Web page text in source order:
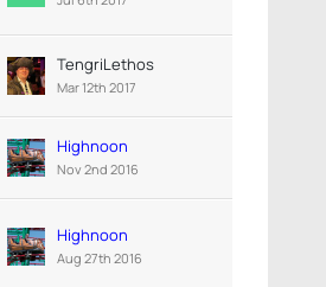
TengriLethos
Mar 12th 2017
Highnoon
Nov 2nd 2016
Highnoon
Aug 27th 2016